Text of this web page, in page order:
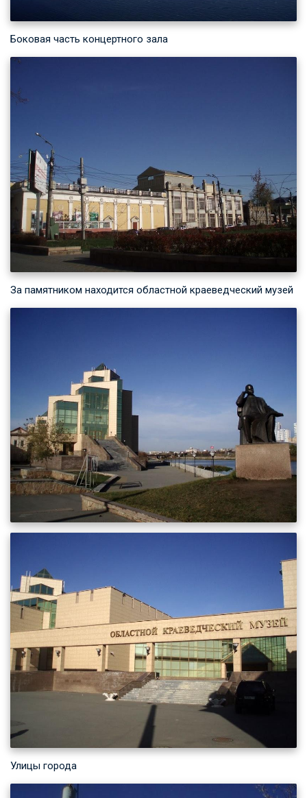
Боковая часть концертного зала
За памятником находится областной краеведческий музей
Улицы города